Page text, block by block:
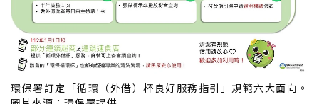
環保署訂定「循環（外借）杯良好服務指引」規範六大面向。